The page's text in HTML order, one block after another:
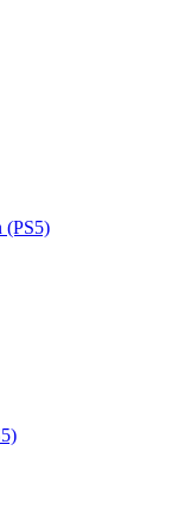
(PS5)